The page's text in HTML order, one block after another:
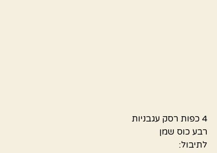
4 כפות רסק עגבניות
רבע כוס שמן
לתיבול: